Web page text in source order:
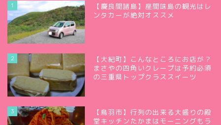
1
【慶良間諸島】座間味島の観光はレ
ンタカーが絶対オススメ
2
【大紀町】こんなところにお店が？
まさやの四角いクレープは予約必須
の三重県トップクラススイーツ
3
【鳥羽市】行列の出来る大盛りの殿
堂キッチンたかまはモーニングもラ